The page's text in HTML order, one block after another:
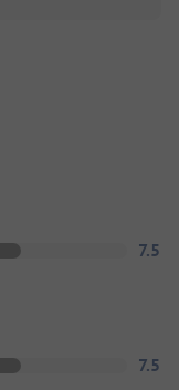
7.5
7.5